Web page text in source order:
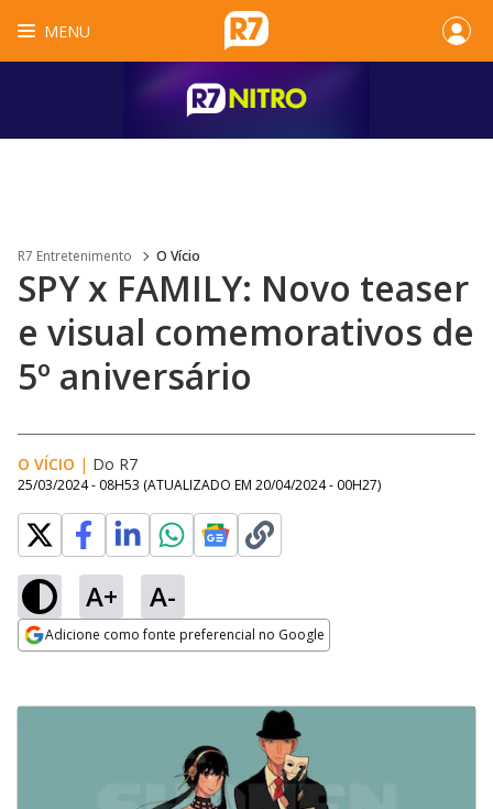
MENU
R7 Entretenimento O Vício
SPY x FAMILY: Novo teaser
e visual comemorativos de
5º aniversário
O VÍCIO | Do R7
25/03/2024 - 08H53 (ATUALIZADO EM 20/04/2024 - 00H27)
A+ A-
Adicione como fonte preferencial no Google